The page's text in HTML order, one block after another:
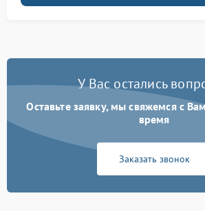
У Вас остались
Оставьте заявку, мы свяжемся с
время
Заказать звонок